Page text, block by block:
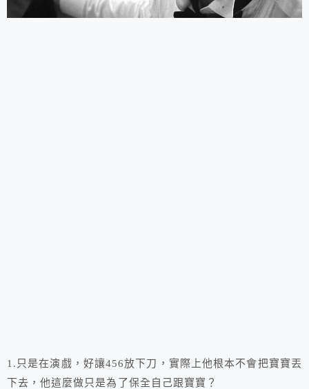
1.只是在演戲，好讓456放下刀，實際上他根本不會把寶寶丟
下去，他這麼做只是為了保全自己跟寶寶？